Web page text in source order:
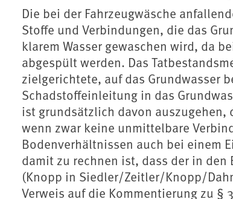
Die bei der Fahrzeugwäsche
Stoffe und Verbindungen, die das
klarem Wasser gewaschen wird, da
abgespült werden. Das
zielgerichtete, auf das Grundwasser
Schadstoffeinleitung in das
ist grundsätzlich davon auszugehen,
wenn zwar keine unmittelbare
Bodenverhältnissen auch bei einem
damit zu rechnen ist, dass der in den
(Knopp in Siedler/Zeitler/Knopp/
Verweis auf die Kommentierung zu §